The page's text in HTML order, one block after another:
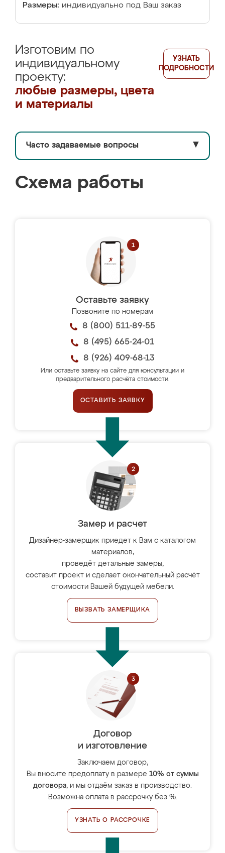
Размеры: индивидуально под Ваш заказ
Изготовим по
индивидуальному
проекту:
любые размеры, цвета
и материалы
УЗНАТЬ
ПОДРОБНОСТИ
Часто задаваемые вопросы ▼
Схема работы
Оставьте заявку
Позвоните по номерам
8 (800) 511-89-55
8 (495) 665-24-01
8 (926) 409-68-13
Или оставьте заявку на сайте для консультации и
предварительного расчёта стоимости.
ОСТАВИТЬ ЗАЯВКУ
Замер и расчет
Дизайнер-замерщик приедет к Вам с каталогом
материалов,
проведёт детальные замеры,
составит проект и сделает окончательный расчёт
стоимости Вашей будущей мебели.
ВЫЗВАТЬ ЗАМЕРЩИКА
Договор
и изготовление
Заключаем договор,
Вы вносите предоплату в размере 10% от суммы
договора, и мы отдаём заказ в производство.
Возможна оплата в рассрочку без %.
УЗНАТЬ О РАССРОЧКЕ